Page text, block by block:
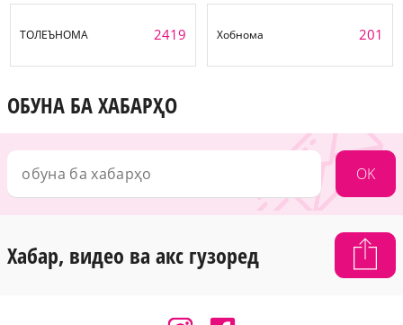
ТОЛЕЪНОМА 2419 Хобнома 201
ОБУНА БА ХАБАРҲО
OK
Хабар, видео ва акс гузоред